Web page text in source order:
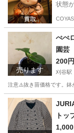
状態
売ります
ぺぺ
園芸
200円
刈谷駅
注意⚠️抜き苗価格です。鉢
愛知 刈谷市
ト